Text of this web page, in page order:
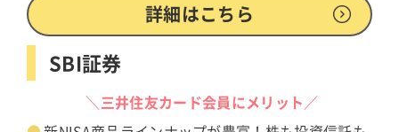
詳細はこちら
SBI証券
＼三井住友カード会員にメリット／